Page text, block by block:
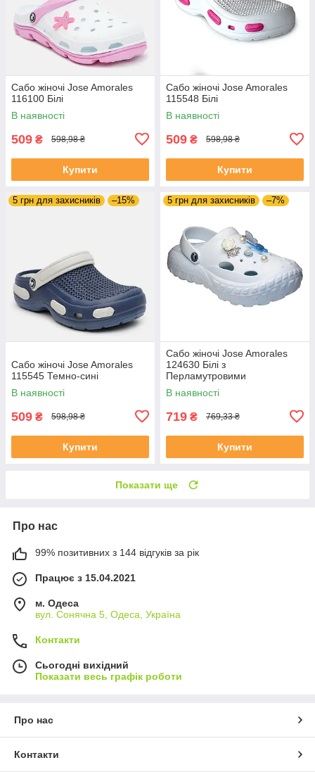
Сабо жіночі Jose Amorales
116100 Білі
В наявності
509 ₴ 598,98 ₴
Купити
Сабо жіночі Jose Amorales
115548 Білі
В наявності
509 ₴ 598,98 ₴
Купити
5 грн для захисників –15%
Сабо жіночі Jose Amorales
115545 Темно-сині
В наявності
509 ₴ 598,98 ₴
Купити
5 грн для захисників –7%
Сабо жіночі Jose Amorales
124630 Білі з
Перламутровими
метеликами та перлинами
В наявності
719 ₴ 769,33 ₴
Купити
Показати ще
Про нас
99% позитивних з 144 відгуків за рік
Працює з 15.04.2021
м. Одеса
вул. Сонячна 5, Одеса, Україна
Контакти
Сьогодні вихідний
Показати весь графік роботи
Про нас
Контакти